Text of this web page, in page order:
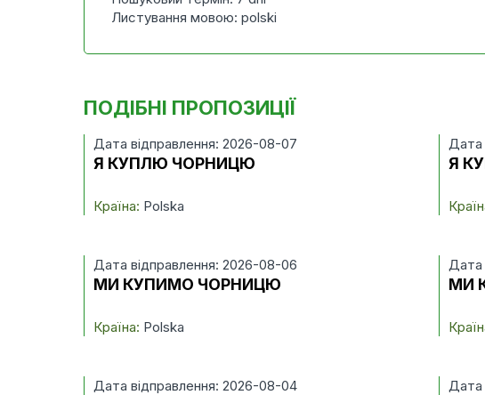
Листування мовою: polski
ПОДІБНІ ПРОПОЗИЦІЇ
Дата відправлення: 2026-08-07
Я КУПЛЮ ЧОРНИЦЮ
Країна: Polska
Дата
Я
Дата відправлення: 2026-08-06
МИ КУПИМО ЧОРНИЦЮ
Країна: Polska
Дата
МИ
Дата відправлення: 2026-08-04 Дата